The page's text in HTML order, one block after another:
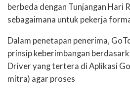
berbeda dengan Tunjangan Hari
sebagaimana untuk pekerja
Dalam penetapan penerima,
prinsip keberimbangan
Driver yang tertera di Aplikasi
mitra) agar proses